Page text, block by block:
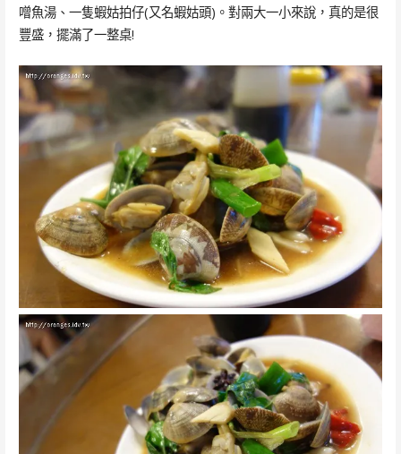
噌魚湯、一隻蝦姑拍仔(又名蝦姑頭)。對兩大一小來說，真的是很
豐盛，擺滿了一整桌!